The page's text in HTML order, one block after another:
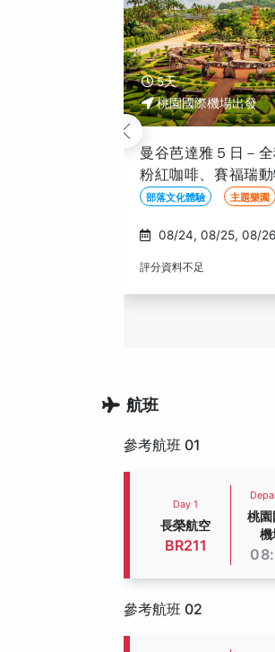
5天
桃園國際機場出發
曼谷芭達雅５日－全
一票玩到底、真理
秀・水門寺大佛、
6人成行 SPA按摩
航班
參考航班 01
Day 1
長榮航空
BR211
桃
機
參考航班 02